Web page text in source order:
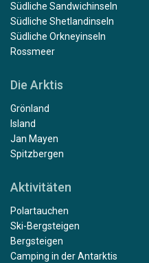
Südliche Sandwichinseln
Südliche Shetlandinseln
Südliche Orkneyinseln
Rossmeer
Die Arktis
Grönland
Island
Jan Mayen
Spitzbergen
Aktivitäten
Polartauchen
Ski-Bergsteigen
Bergsteigen
Camping in der Antarktis